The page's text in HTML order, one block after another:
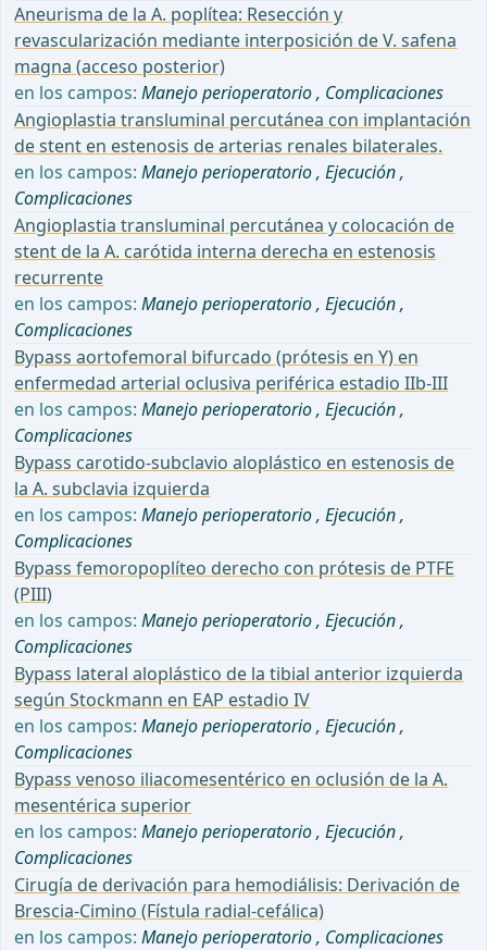
Aneurisma de la A. poplítea: Resección y
revascularización mediante interposición de V. safena
magna (acceso posterior)
en los campos:Manejo perioperatorio, Complicaciones
Angioplastia transluminal percutánea con implantación
de stent en estenosis de arterias renales bilaterales.
en los campos:Manejo perioperatorio,Ejecución,
Complicaciones
Angioplastia transluminal percutánea y colocación de
stent de la A. carótida interna derecha en estenosis
recurrente
en los campos:Manejo perioperatorio,Ejecución,
Complicaciones
Bypass aortofemoral bifurcado (prótesis en Y) en
enfermedad arterial oclusiva periférica estadio IIb-III
en los campos:Manejo perioperatorio,Ejecución,
Complicaciones
Bypass carotido-subclavio aloplástico en estenosis de
la A. subclavia izquierda
en los campos:Manejo perioperatorio,Ejecución,
Complicaciones
Bypass femoropoplíteo derecho con prótesis de PTFE
(PIII)
en los campos:Manejo perioperatorio,Ejecución,
Complicaciones
Bypass lateral aloplástico de la tibial anterior izquierda
según Stockmann en EAP estadio IV
en los campos:Manejo perioperatorio,Ejecución,
Complicaciones
Bypass venoso iliacomesentérico en oclusión de la A.
mesentérica superior
en los campos:Manejo perioperatorio,Ejecución,
Complicaciones
Cirugía de derivación para hemodiálisis: Derivación de
Brescia-Cimino (Fístula radial-cefálica)
en los campos:Manejo perioperatorio, Complicaciones